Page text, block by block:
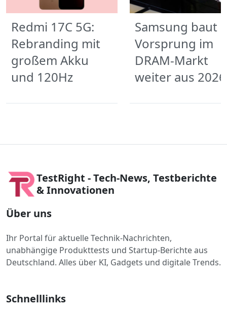
Redmi 17C 5G:
Rebranding mit
großem Akku
und 120Hz
Samsung baut
Vorsprung im
DRAM-Markt
weiter aus 2026
TestRight - Tech-News, Testberichte
& Innovationen
Über uns
Ihr Portal für aktuelle Technik-Nachrichten,
unabhängige Produkttests und Startup-Berichte aus
Deutschland. Alles über KI, Gadgets und digitale Trends.
Schnelllinks